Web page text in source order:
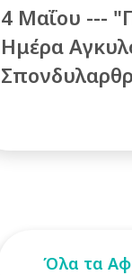
4 Μαΐου ---
Ημέρα
Όλα τα